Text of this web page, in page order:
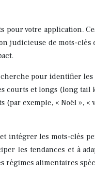
votre application.
judicieuse de mots-
pour identifier les
courts et longs (long
exemple, « Noël »,
les mots-clés
les tendances et à
alimentaires